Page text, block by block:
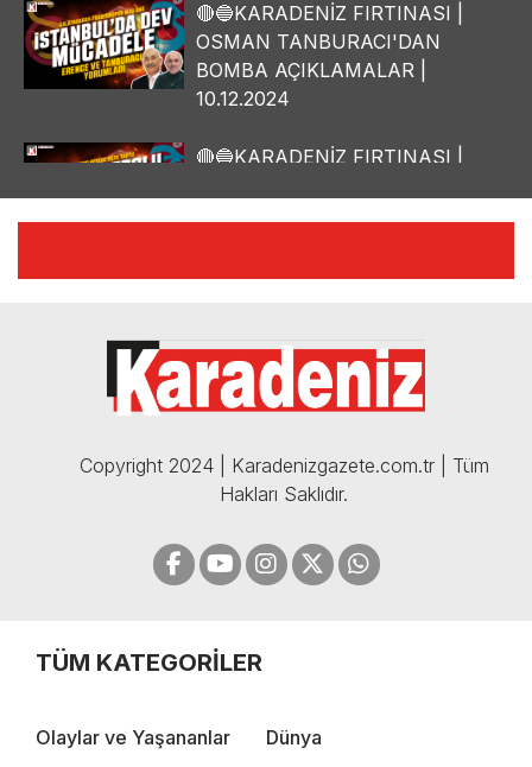
🔴🔵KARADENİZ FIRTINASI |
OSMAN TANBURACI'DAN
BOMBA AÇIKLAMALAR |
10.12.2024
🔴🔵KARADENİZ FIRTINASI |
🔴🔵KARADENİZ FIRTINASI |
05.12.2024
Copyright 2024 | Karadenizgazete.com.tr | Tüm
Hakları Saklıdır.
TÜM KATEGORİLER
Olaylar ve Yaşananlar Dünya